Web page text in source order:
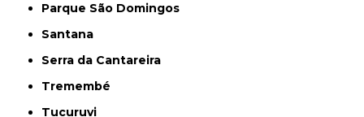
Parque São Domingos
Santana
Serra da Cantareira
Tremembé
Tucuruvi